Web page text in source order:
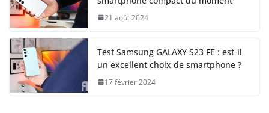
21 août 2024
Test Samsung GALAXY S23 FE : est-il
un excellent choix de smartphone ?
17 février 2024